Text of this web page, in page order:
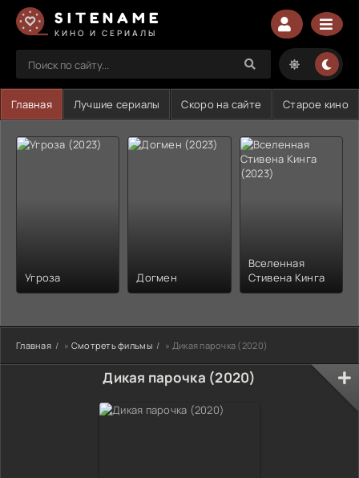
SITENAME
КИНО И СЕРИАЛЫ
Главная Лучшие сериалы Скоро на сайте Старое кино
Угроза Догмен
Вселенная
Стивена Кинга
Главная » Смотреть фильмы » Дикая парочка (2020)
Дикая парочка (2020)